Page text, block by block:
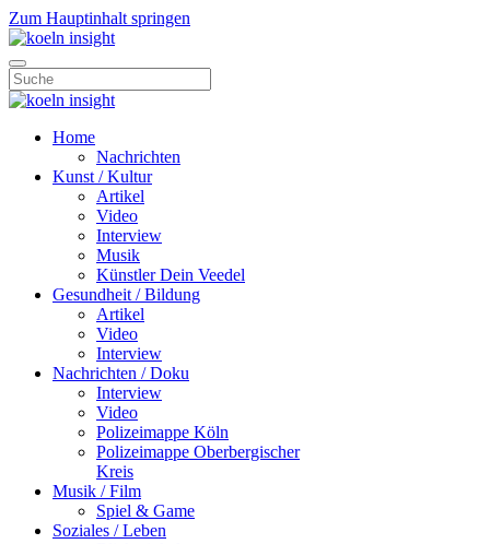
Zum Hauptinhalt springen
Home
Nachrichten
Kunst / Kultur
Artikel
Video
Interview
Musik
Künstler Dein Veedel
Gesundheit / Bildung
Artikel
Video
Interview
Nachrichten / Doku
Interview
Video
Polizeimappe Köln
Polizeimappe Oberbergischer
Kreis
Musik / Film
Spiel & Game
Soziales / Leben